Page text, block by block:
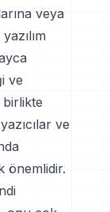
veya
ve
birlikte
ve
önemlidir.